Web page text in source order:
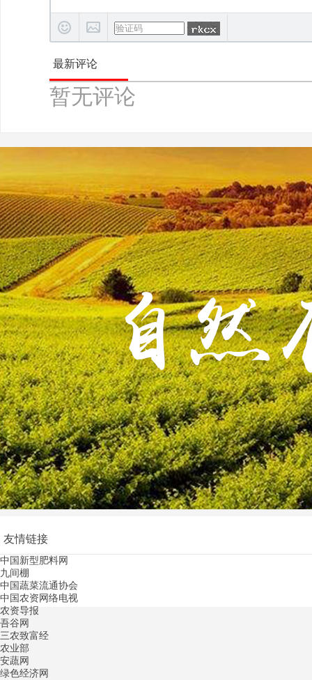
最新评论
暂无评论
友情链接
中国新型肥料网
九间棚
中国蔬菜流通协会
中国农资网络电视
农资导报
吾谷网
三农致富经
农业部
安蔬网
绿色经济网